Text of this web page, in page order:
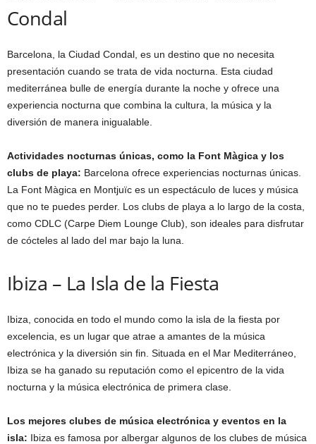
Condal
Barcelona, la Ciudad Condal, es un destino que no necesita
presentación cuando se trata de vida nocturna. Esta ciudad
mediterránea bulle de energía durante la noche y ofrece una
experiencia nocturna que combina la cultura, la música y la
diversión de manera inigualable.
Actividades nocturnas únicas, como la Font Màgica y los
clubs de playa: Barcelona ofrece experiencias nocturnas únicas.
La Font Màgica en Montjuïc es un espectáculo de luces y música
que no te puedes perder. Los clubs de playa a lo largo de la costa,
como CDLC (Carpe Diem Lounge Club), son ideales para disfrutar
de cócteles al lado del mar bajo la luna.
Ibiza – La Isla de la Fiesta
Ibiza, conocida en todo el mundo como la isla de la fiesta por
excelencia, es un lugar que atrae a amantes de la música
electrónica y la diversión sin fin. Situada en el Mar Mediterráneo,
Ibiza se ha ganado su reputación como el epicentro de la vida
nocturna y la música electrónica de primera clase.
Los mejores clubes de música electrónica y eventos en la
isla: Ibiza es famosa por albergar algunos de los clubes de música